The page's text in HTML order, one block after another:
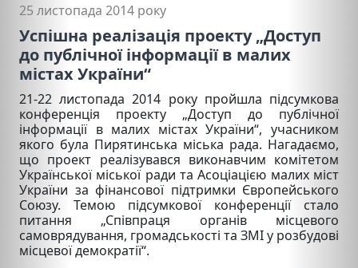
25 листопада 2014 року
Успішна реалізація проекту „Доступ
до публічної інформації в малих
містах України“
21-22 листопада 2014 року пройшла підсумкова
конференція проекту „Доступ до публічної
інформації в малих містах України“, учасником
якого була Пирятинська міська рада. Нагадаємо,
що проект реалізувався виконавчим комітетом
Української міської ради та Асоціацією малих міст
України за фінансової підтримки Європейського
Союзу. Темою підсумкової конференції стало
питання „Співпраця органів місцевого
самоврядування, громадськості та ЗМІ у розбудові
місцевої демократії“.